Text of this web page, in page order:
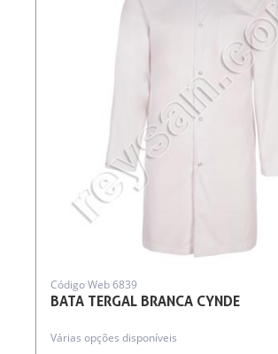
BATA TERGAL BRANCA CYNDE
Código Web 6839
Várias opções disponíveis